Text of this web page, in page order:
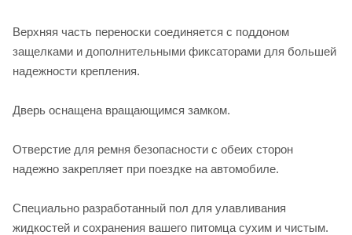
Верхняя часть переноски соединяется с поддоном
защелками и дополнительными фиксаторами для большей
надежности крепления.
Дверь оснащена вращающимся замком.
Отверстие для ремня безопасности с обеих сторон
надежно закрепляет при поездке на автомобиле.
Специально разработанный пол для улавливания
жидкостей и сохранения вашего питомца сухим и чистым.